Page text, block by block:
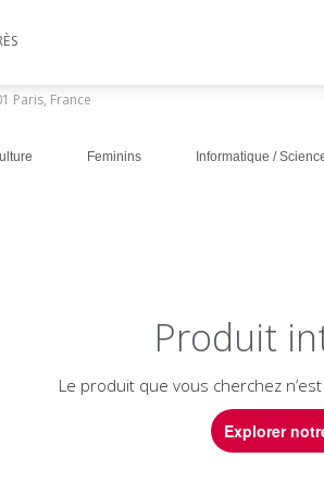
Paris, France
Feminins Informatique /
Produit
Le produit que vous cherchez
Explorer